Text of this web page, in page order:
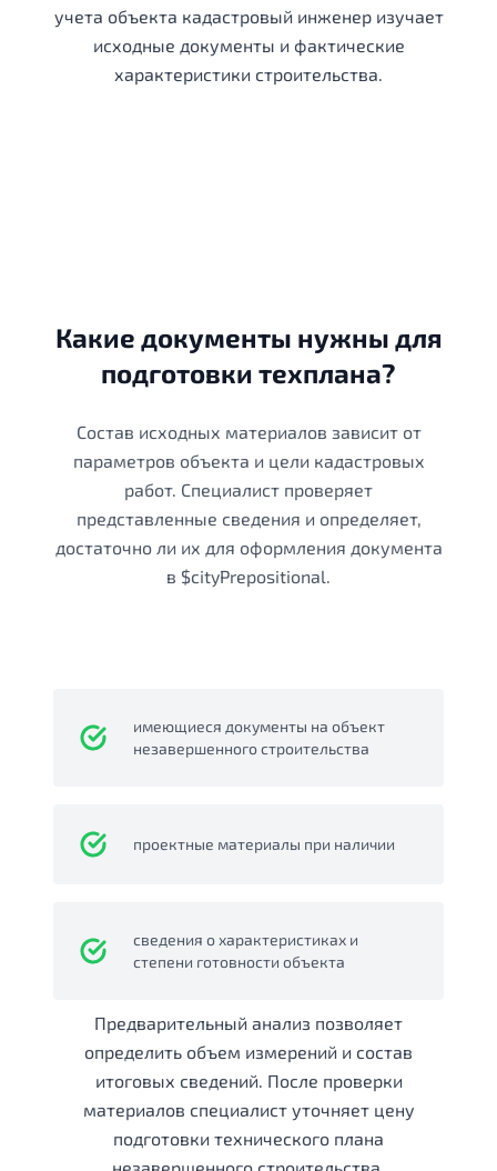
учета объекта кадастровый инженер изучает
исходные документы и фактические
характеристики строительства.
Какие документы нужны для
подготовки техплана?
Состав исходных материалов зависит от
параметров объекта и цели кадастровых
работ. Специалист проверяет
представленные сведения и определяет,
достаточно ли их для оформления документа
в $cityPrepositional.
имеющиеся документы на объект
незавершенного строительства
проектные материалы при наличии
сведения о характеристиках и
степени готовности объекта
Предварительный анализ позволяет
определить объем измерений и состав
итоговых сведений. После проверки
материалов специалист уточняет цену
подготовки технического плана